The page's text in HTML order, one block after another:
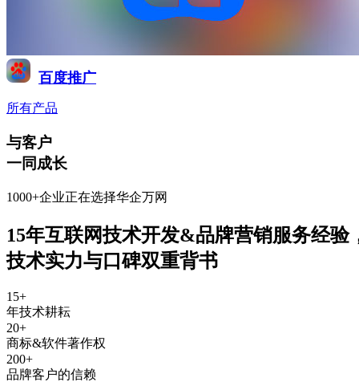
百度推广
所有产品
与客户
一同成长
1000+企业正在选择华企万网
15年互联网技术开发&品牌营销服务经验
技术实力与口碑双重背书
15+
年技术耕耘
20+
商标&软件著作权
200+
品牌客户的信赖